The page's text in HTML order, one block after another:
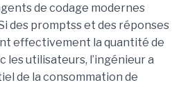
de codage modernes
des promptss et des réponses
effectivement la quantité de
les utilisateurs, l’ingénieur a
de la consommation de